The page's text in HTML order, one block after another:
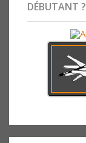
DÉBUTANT ?